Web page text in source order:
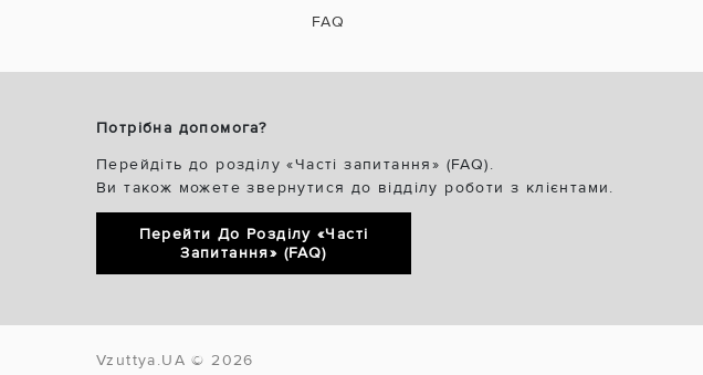
FAQ
Потрібна допомога?
Перейдіть до розділу «Часті запитання» (FAQ).
Ви також можете звернутися до відділу роботи з клієнтами.
Перейти До Розділу «Часті
Запитання» (FAQ)
Vzuttya.UA © 2026